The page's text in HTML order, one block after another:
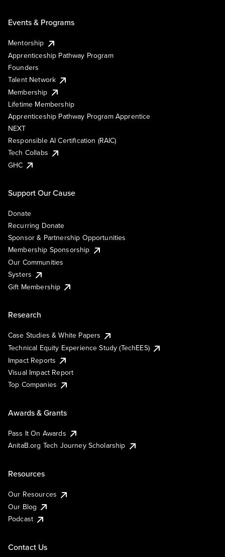
Events & Programs
Mentorship
Apprenticeship Pathway Program
Founders
Talent Network
Membership
Lifetime Membership
Apprenticeship Pathway Program Apprentice
NEXT
Responsible AI Certification (RAIC)
Tech Collabs
GHC
Support Our Cause
Donate
Recurring Donate
Sponsor & Partnership Opportunities
Membership Sponsorship
Our Communities
Systers
Gift Membership
Research
Case Studies & White Papers
Technical Equity Experience Study (TechEES)
Impact Reports
Visual Impact Report
Top Companies
Awards & Grants
Pass It On Awards
AnitaB.org Tech Journey Scholarship
Resources
Our Resources
Our Blog
Podcast
Contact Us